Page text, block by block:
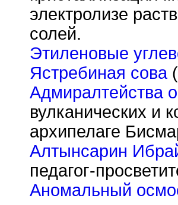
электролизе
солей.
Этиленовые
Ястребиная сова
Адмиралтейства
вулканических и
архипелаге
Алтынсарин
педагог-
Аномальный